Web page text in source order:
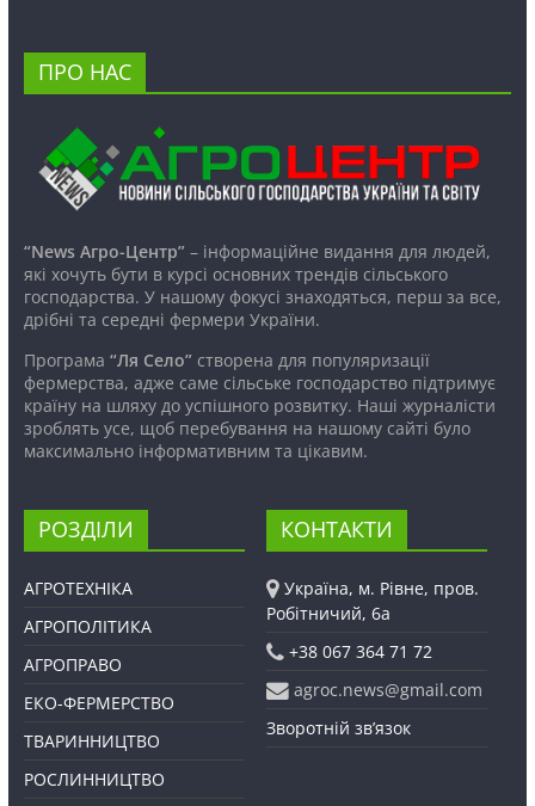
ПРО НАС
“News Агро-Центр”– інформаційне видання для людей,
які хочуть бути в курсі основних трендів сільського
господарства. У нашому фокусі знаходяться, перш за все,
дрібні та середні фермери України.
Програма “Ля Село”створена для популяризації
фермерства, адже саме сільське господарство підтримує
країну на шляху до успішного розвитку. Наші журналісти
зроблять усе, щоб перебування на нашому сайті було
максимально інформативним та цікавим.
РОЗДІЛИ
АГРОТЕХНІКА
АГРОПОЛІТИКА
АГРОПРАВО
ЕКО-ФЕРМЕРСТВО
ТВАРИННИЦТВО
РОСЛИННИЦТВО
КОНТАКТИ
Україна, м. Рівне, пров.
Робітничий, 6а
+38 067 364 71 72
agroc.news@gmail.com
Зворотній зв’язок